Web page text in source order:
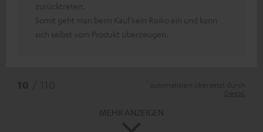
zurücktreten.
Somit geht man beim Kauf kein Risiko ein und kann
sich selbst vom Produkt überzeugen.